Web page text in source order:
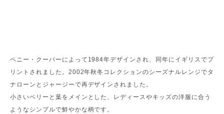
ペニー・クーパーによって1984年デザインされ、同年にイギリスでプ
リントされました。2002年秋冬コレクションのシーズナルレンジでタ
ナローンとジャージーで再デザインされました。
小さいベリーと葉をメインとした、レディースやキッズの洋服に合う
ようなシンプルで鮮やかな柄です。